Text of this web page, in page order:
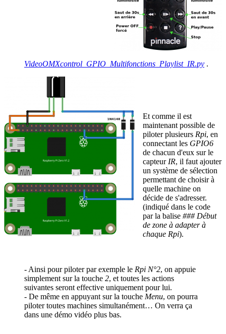
VideoOMXcontrol_GPIO_Multifonctions_Playlist_IR.py .
Et comme il est
maintenant possible de
piloter plusieurs Rpi, en
connectant les GPIO6
de chacun d'eux sur le
capteur IR, il faut ajouter
un système de sélection
permettant de choisir à
quelle machine on
décide de s'adresser.
(indiqué dans le code
par la balise ### Début
de zone à adapter à
chaque Rpi).
- Ainsi pour piloter par exemple le Rpi N°2, on appuie
simplement sur la touche 2, et toutes les actions
suivantes seront effective uniquement pour lui.
- De même en appuyant sur la touche Menu, on pourra
piloter toutes machines simultanément… On verra ça
dans une démo vidéo plus bas.